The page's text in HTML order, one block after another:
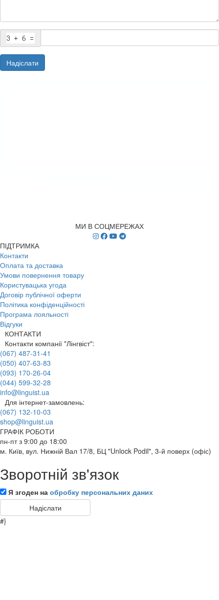
Надіслати
МИ В СОЦМЕРЕЖАХ
ПІДТРИМКА
Контакти
Оплата та доставка
Умови повернення товару
Користувацька угода
Договір публічної оферти
Політика конфіденційності
Програма лояльності
Відгуки
КОНТАКТИ
Контакти компанії "Лінгвіст":
(067) 487-31-41
(050) 407-63-83
(093) 170-26-04
(044) 599-32-28
info@linguist.ua
Для інтернет-замовлень:
(067) 132-10-03
shop@linguist.ua
ГРАФІК РОБОТИ
пн-пт з 9:00 до 18:00
м. Київ, вул. Нижній Вал 17/8, БЦ "Unlock Podil", 3-й поверх (офіс)
Зворотній зв'язок
Я згоден на обробку персональних даних
#}